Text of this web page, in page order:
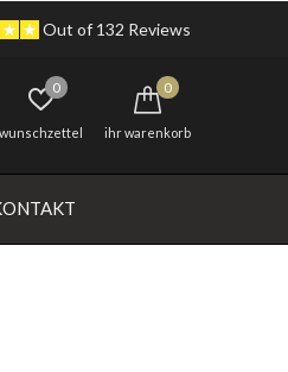
wunschzettel
0
ihr warenkorb
0
Out of 132 Reviews